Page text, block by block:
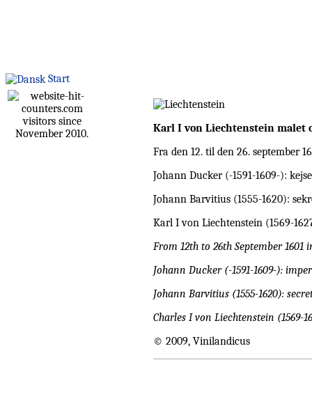
Start
visitors since
November 2010.
Karl I von Liechtenstein malet
Fra den 12. til den 26. september
Johann Ducker (-1591-1609-):
Johann Barvitius (1555-1620):
Karl I von Liechtenstein (1569-
From 12th to 26th September
Johann Ducker (-1591-1609-):
Johann Barvitius (1555-1620):
Charles I von Liechtenstein (1569-
© 2009, Vinilandicus